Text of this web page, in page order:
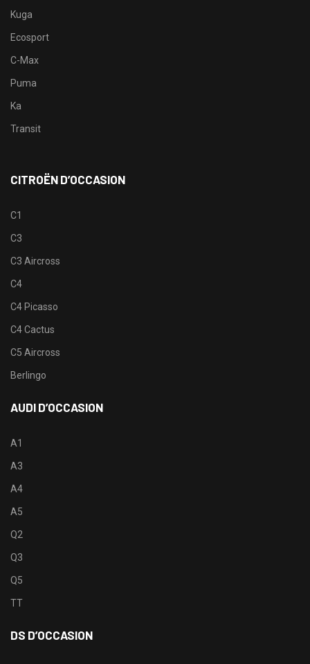
Kuga
Ecosport
C-Max
Puma
Ka
Transit
CITROËN D’OCCASION
C1
C3
C3 Aircross
C4
C4 Picasso
C4 Cactus
C5 Aircross
Berlingo
AUDI D’OCCASION
A1
A3
A4
A5
Q2
Q3
Q5
TT
DS D’OCCASION